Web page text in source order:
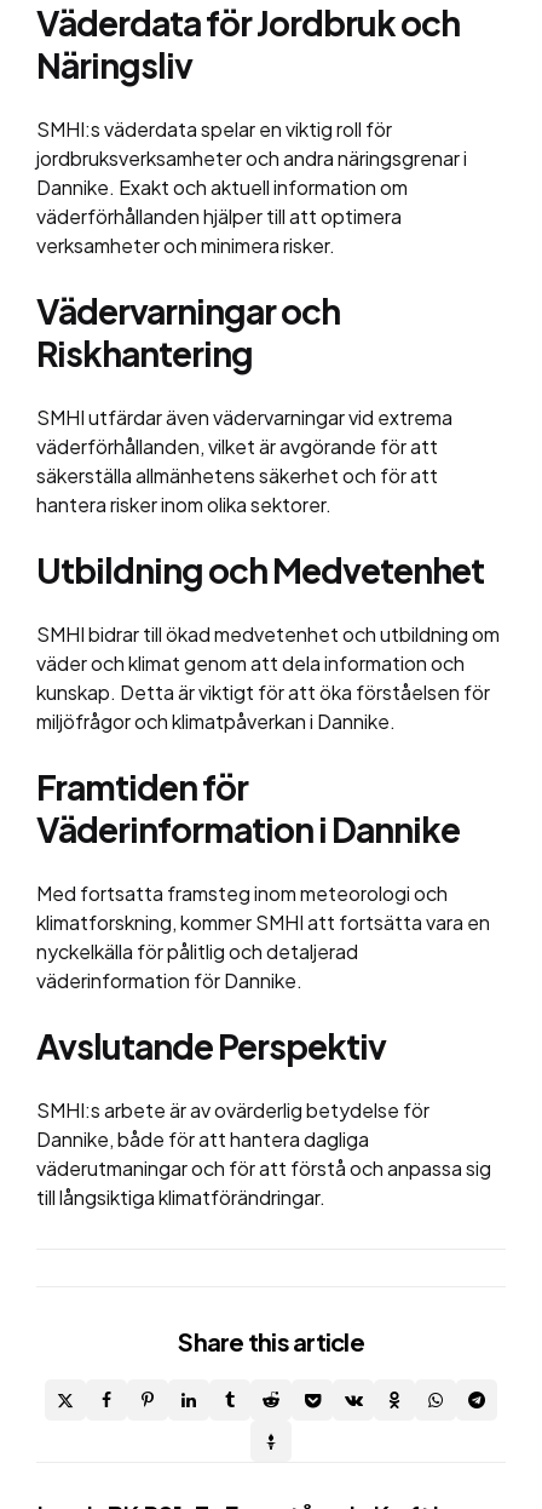
Väderdata för Jordbruk och
Näringsliv
SMHI:s väderdata spelar en viktig roll för
jordbruksverksamheter och andra näringsgrenar i
Dannike. Exakt och aktuell information om
väderförhållanden hjälper till att optimera
verksamheter och minimera risker.
Vädervarningar och
Riskhantering
SMHI utfärdar även vädervarningar vid extrema
väderförhållanden, vilket är avgörande för att
säkerställa allmänhetens säkerhet och för att
hantera risker inom olika sektorer.
Utbildning och Medvetenhet
SMHI bidrar till ökad medvetenhet och utbildning om
väder och klimat genom att dela information och
kunskap. Detta är viktigt för att öka förståelsen för
miljöfrågor och klimatpåverkan i Dannike.
Framtiden för
Väderinformation i Dannike
Med fortsatta framsteg inom meteorologi och
klimatforskning, kommer SMHI att fortsätta vara en
nyckelkälla för pålitlig och detaljerad
väderinformation för Dannike.
Avslutande Perspektiv
SMHI:s arbete är av ovärderlig betydelse för
Dannike, både för att hantera dagliga
väderutmaningar och för att förstå och anpassa sig
till långsiktiga klimatförändringar.
Share this article